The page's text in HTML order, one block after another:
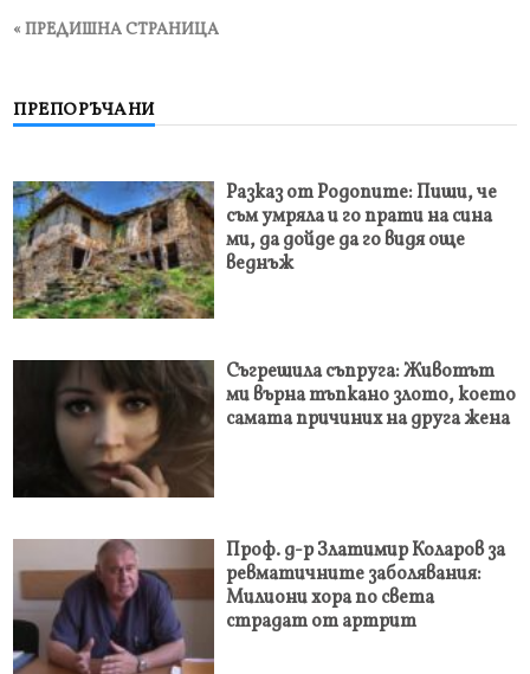
« ПРЕДИШНА СТРАНИЦА
ПРЕПОРЪЧАНИ
Разказ от Родопите: Пиши, че
съм умряла и го прати на сина
ми, да дойде да го видя още
веднъж
Съгрешила съпруга: Животът
ми върна тъпкано злото, което
самата причиних на друга жена
Проф. д-р Златимир Коларов за
ревматичните заболявания:
Милиони хора по света
страдат от артрит